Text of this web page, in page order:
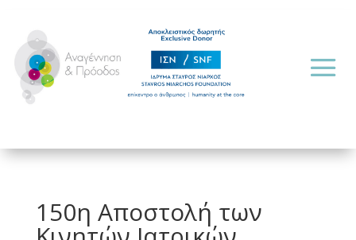
150η Αποστολή των